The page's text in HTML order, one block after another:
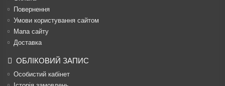
Повернення
Умови користування сайтом
Мапа сайту
Доставка
ОБЛІКОВИЙ ЗАПИС
Особистий кабінет